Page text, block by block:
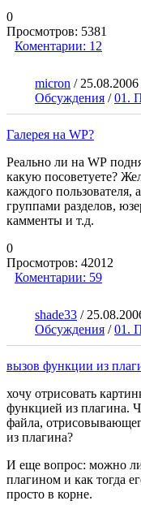
0
Просмотров: 5381
Коментарии: 12
micron /
Обсуждения /01.
Галерея на WP?
Реально ли на WP
какую посоветуете?
каждого пользователя,
группами разделов,
камменты и т.д.
0
Просмотров: 42012
Коментарии: 59
shade33 /
Обсуждения /01.
вызов функции из
хочу отрисовать
функцией из плагина.
файла,
из плагина?
И еще вопрос: можно
плагином и как тогда
просто в корне.